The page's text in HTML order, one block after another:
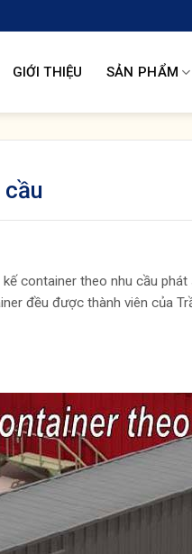
GIỚI THIỆU SẢN PHẨM
container theo nhu cầu
đều được thành viên của